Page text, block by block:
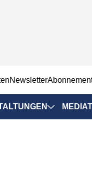
Newsletter